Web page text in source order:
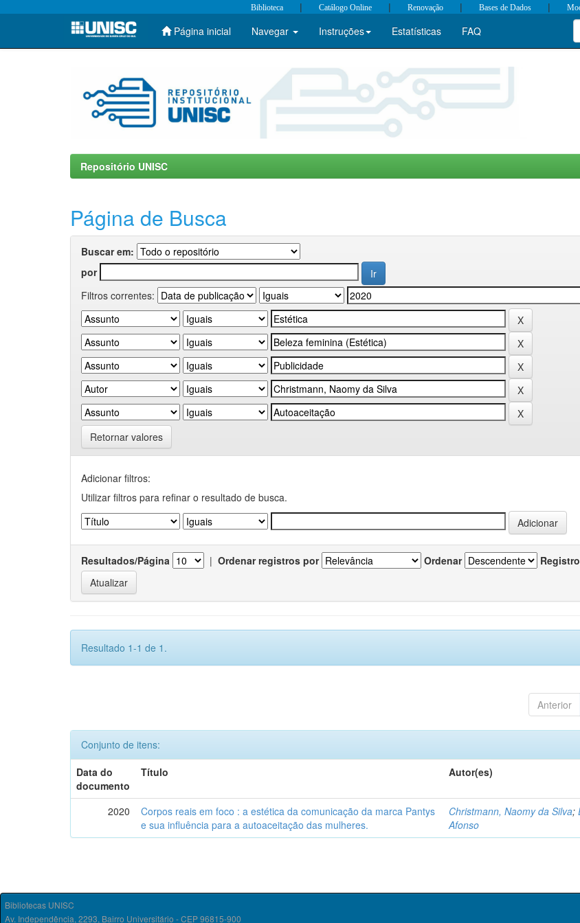
Skip
Biblioteca | Catálogo Online | Renovação | Bases de Dados |
Página inicial Navegar Instruções Estatísticas FAQ
Repositório UNISC
Página de Busca
Buscar em:
por
Filtros correntes:
Retornar valores
Adicionar filtros:
Utilizar filtros para refinar o resultado de busca.
Resultados/Página | Ordenar registros por Ordenar
Resultado 1-1 de 1.
Anterior
Conjunto de itens:
Data do
documento
Título Autor(es)
2020
Corpos reais em foco : a estética da comunicação da marca Pantys
e sua influência para a autoaceitação das mulheres.
Christmann, Naomy da Silva;
Afonso
Bibliotecas UNISC
Av. Independência, 2293, Bairro Universitário - CEP 96815-900